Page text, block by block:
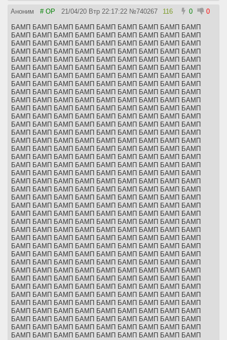
Аноним # OP 21/04/20 Втр 22:17:22 №740267 116 0 0
БАМП БАМП БАМП БАМП БАМП БАМП БАМП БАМП БАМП
БАМП БАМП БАМП БАМП БАМП БАМП БАМП БАМП БАМП
БАМП БАМП БАМП БАМП БАМП БАМП БАМП БАМП БАМП
БАМП БАМП БАМП БАМП БАМП БАМП БАМП БАМП БАМП
БАМП БАМП БАМП БАМП БАМП БАМП БАМП БАМП БАМП
БАМП БАМП БАМП БАМП БАМП БАМП БАМП БАМП БАМП
БАМП БАМП БАМП БАМП БАМП БАМП БАМП БАМП БАМП
БАМП БАМП БАМП БАМП БАМП БАМП БАМП БАМП БАМП
БАМП БАМП БАМП БАМП БАМП БАМП БАМП БАМП БАМП
БАМП БАМП БАМП БАМП БАМП БАМП БАМП БАМП БАМП
БАМП БАМП БАМП БАМП БАМП БАМП БАМП БАМП БАМП
БАМП БАМП БАМП БАМП БАМП БАМП БАМП БАМП БАМП
БАМП БАМП БАМП БАМП БАМП БАМП БАМП БАМП БАМП
БАМП БАМП БАМП БАМП БАМП БАМП БАМП БАМП БАМП
БАМП БАМП БАМП БАМП БАМП БАМП БАМП БАМП БАМП
БАМП БАМП БАМП БАМП БАМП БАМП БАМП БАМП БАМП
БАМП БАМП БАМП БАМП БАМП БАМП БАМП БАМП БАМП
БАМП БАМП БАМП БАМП БАМП БАМП БАМП БАМП БАМП
БАМП БАМП БАМП БАМП БАМП БАМП БАМП БАМП БАМП
БАМП БАМП БАМП БАМП БАМП БАМП БАМП БАМП БАМП
БАМП БАМП БАМП БАМП БАМП БАМП БАМП БАМП БАМП
БАМП БАМП БАМП БАМП БАМП БАМП БАМП БАМП БАМП
БАМП БАМП БАМП БАМП БАМП БАМП БАМП БАМП БАМП
БАМП БАМП БАМП БАМП БАМП БАМП БАМП БАМП БАМП
БАМП БАМП БАМП БАМП БАМП БАМП БАМП БАМП БАМП
БАМП БАМП БАМП БАМП БАМП БАМП БАМП БАМП БАМП
БАМП БАМП БАМП БАМП БАМП БАМП БАМП БАМП БАМП
БАМП БАМП БАМП БАМП БАМП БАМП БАМП БАМП БАМП
БАМП БАМП БАМП БАМП БАМП БАМП БАМП БАМП БАМП
БАМП БАМП БАМП БАМП БАМП БАМП БАМП БАМП БАМП
БАМП БАМП БАМП БАМП БАМП БАМП БАМП БАМП БАМП
БАМП БАМП БАМП БАМП БАМП БАМП БАМП БАМП БАМП
БАМП БАМП БАМП БАМП БАМП БАМП БАМП БАМП БАМП
БАМП БАМП БАМП БАМП БАМП БАМП БАМП БАМП БАМП
БАМП БАМП БАМП БАМП БАМП БАМП БАМП БАМП БАМП
БАМП БАМП БАМП БАМП БАМП БАМП БАМП БАМП БАМП
БАМП БАМП БАМП БАМП БАМП БАМП БАМП БАМП БАМП
БАМП БАМП БАМП БАМП БАМП БАМП БАМП БАМП БАМП
БАМП БАМП БАМП БАМП БАМП БАМП БАМП БАМП БАМП